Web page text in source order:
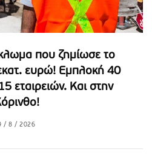
που ζημίωσε το
ευρώ! Εμπλοκή 40
εταιρειών. Και στην
/ 8 / 2026